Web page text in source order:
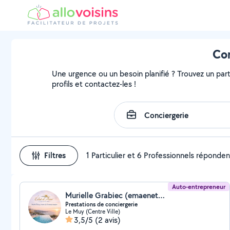
Une urgence ou un besoin planifié ? Trouvez un
profils et contactez-les !
Filtres 1 Particulier et 6 Professionnels
Auto-entrepreneur
Murielle Grabiec (emaenet83)
Prestations de conciergerie
Le Muy (Centre Ville)
3,5/5 (2 avis)